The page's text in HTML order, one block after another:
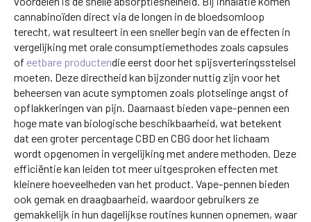
cannabinoïden direct via de longen in de bloedsomloop
terecht, wat resulteert in een sneller begin van de effecten in
vergelijking met orale consumptiemethodes zoals capsules
of eetbare productendie eerst door het spijsverteringsstelsel
moeten. Deze directheid kan bijzonder nuttig zijn voor het
beheersen van acute symptomen zoals plotselinge angst of
opflakkeringen van pijn. Daarnaast bieden vape-pennen een
hoge mate van biologische beschikbaarheid, wat betekent
dat een groter percentage CBD en CBG door het lichaam
wordt opgenomen in vergelijking met andere methoden. Deze
efficiëntie kan leiden tot meer uitgesproken effecten met
kleinere hoeveelheden van het product. Vape-pennen bieden
ook gemak en draagbaarheid, waardoor gebruikers ze
gemakkelijk in hun dagelijkse routines kunnen opnemen, waar